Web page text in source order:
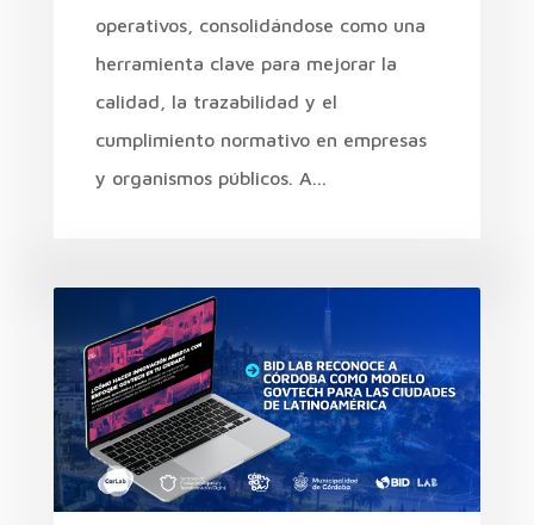
operativos, consolidándose como una
herramienta clave para mejorar la
calidad, la trazabilidad y el
cumplimiento normativo en empresas
y organismos públicos. A...